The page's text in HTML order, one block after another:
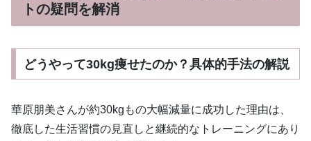
トの疑問を解消
どうやって30kg痩せたのか？具体的手法の解説
華原朋美さんが約30kgもの大幅減量に成功した理由は、
徹底した生活習慣の見直しと継続的なトレーニングにあり